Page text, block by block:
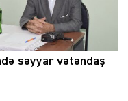
səyyar vətəndaş